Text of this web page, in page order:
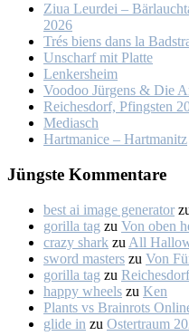
Ziua Leur­dei –
2026
Trés biens dans la
Un­scharf mit Plat­te
Len­kers­heim
Voo­doo Jür­gens & Die
Rei­ches­dorf, Pfings­ten
Me­dia­sch
Hart­ma­nice – Hart­ma­nitz
Jüngs­te Kom­men­ta­re
best ai image generator
gorilla tag zu Von oben
crazy shark zu All
sword masters zu Von
gorilla tag zu
happy wheels zu Ken
Plants vs Brainrots
glide in zu Os­ter­traum